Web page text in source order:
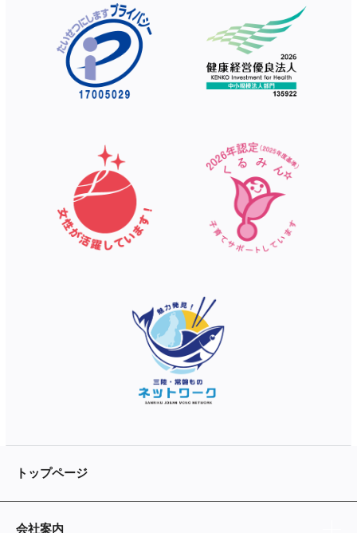
トップページ
会社案内